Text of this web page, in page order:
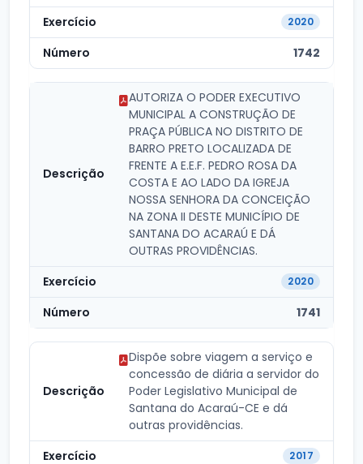
2020
1742
AUTORIZA O PODER EXECUTIVO
MUNICIPAL A CONSTRUÇÃO DE
PRAÇA PÚBLICA NO DISTRITO DE
BARRO PRETO LOCALIZADA DE
FRENTE A E.E.F. PEDRO ROSA DA
COSTA E AO LADO DA IGREJA
NOSSA SENHORA DA CONCEIÇÃO
NA ZONA II DESTE MUNICÍPIO DE
SANTANA DO ACARAÚ E DÁ
OUTRAS PROVIDÊNCIAS.
2020
1741
Dispõe sobre viagem a serviço e
concessão de diária a servidor do
Poder Legislativo Municipal de
Santana do Acaraú-CE e dá
outras providências.
2017